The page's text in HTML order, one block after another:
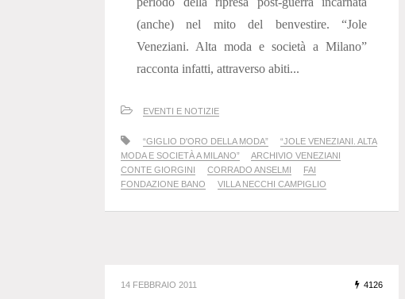
(anche) nel mito del benvestire. “Jole
Veneziani. Alta moda e società a Milano”
racconta infatti, attraverso abiti...
EVENTI E NOTIZIE
“GIGLIO D'ORO DELLA MODA”
“JOLE VENEZIANI. ALTA
MODA E SOCIETÀ A MILANO”
ARCHIVIO VENEZIANI
CONTE GIORGINI
CORRADO ANSELMI
FAI
FONDAZIONE BANO
VILLA NECCHI CAMPIGLIO
14 FEBBRAIO 2011 4126